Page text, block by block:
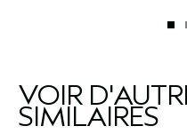
VOIR
SIMILAIRES